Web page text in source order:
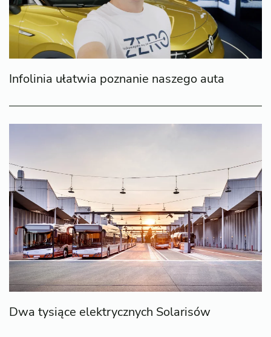
Infolinia ułatwia poznanie naszego auta
Dwa tysiące elektrycznych Solarisów